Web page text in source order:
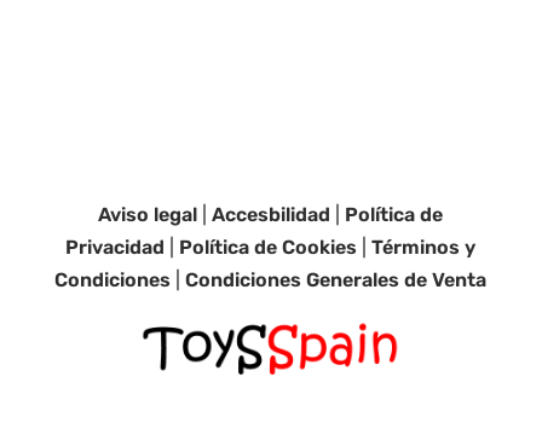
Aviso legal |Accesbilidad
Política de
Privacidad
Política de Cookies |Términos y
Condiciones |Condiciones Generales de Venta